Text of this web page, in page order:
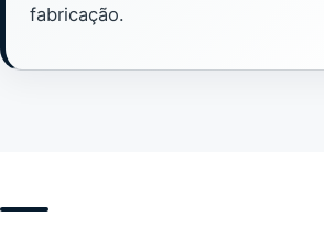
fabricação.